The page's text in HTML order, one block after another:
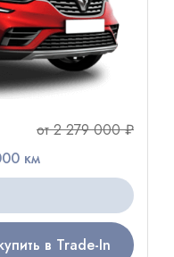
от 2 279 000 ₽
км
в Trade-In